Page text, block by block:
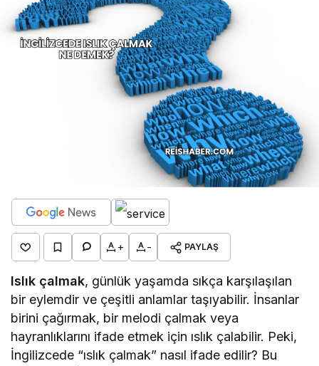
+ - PAYLAŞ
Islık çalmak, günlük yaşamda sıkça karşılaşılan
bir eylemdir ve çeşitli anlamlar taşıyabilir. İnsanlar
birini çağırmak, bir melodi çalmak veya
hayranlıklarını ifade etmek için ıslık çalabilir. Peki,
İngilizcede “ıslık çalmak” nasıl ifade edilir? Bu